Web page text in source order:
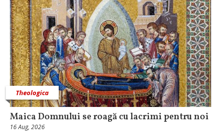
Theologica
Maica Domnului se roagă cu lacrimi pentru noi
16 Aug, 2026